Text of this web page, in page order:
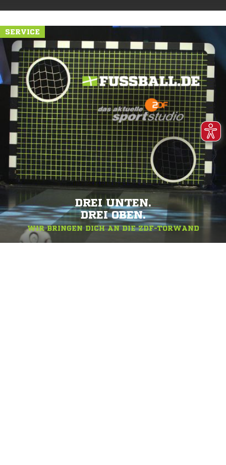
SERVICE
DREI UNTEN.
DREI OBEN.
WIR BRINGEN DICH AN DIE ZDF-TORWAND